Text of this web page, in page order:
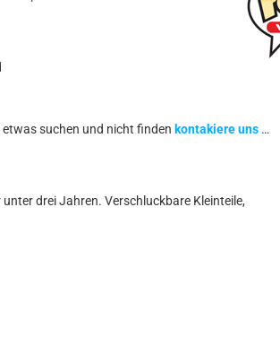
suchen und nicht finden kontakiere uns …
drei Jahren. Verschluckbare Kleinteile,